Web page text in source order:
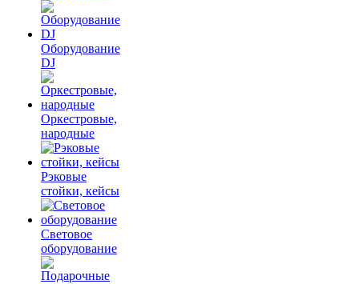
Оборудование
DJ
Оркестровые,
народные
Рэковые
стойки, кейсы
Световое
оборудование